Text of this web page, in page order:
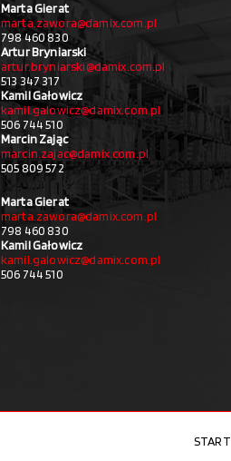
Marta Gierat
marta.zawora@damix.com.pl
798 460 830
Artur Bryniarski
artur.bryniarski@damix.com.pl
513 347 317
Kamil Gałowicz
kamil.galowicz@damix.com.pl
506 744 510
Marcin Zając
marcin.zajac@damix.com.pl
505 809 572
Marta Gierat
marta.zawora@damix.com.pl
798 460 830
Kamil Gałowicz
kamil.galowicz@damix.com.pl
506 744 510
START